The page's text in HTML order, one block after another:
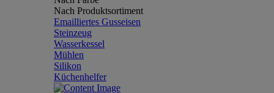
Nach Produktsortiment
Emailliertes Gusseisen
Steinzeug
Wasserkessel
Mühlen
Silikon
Küchenhelfer